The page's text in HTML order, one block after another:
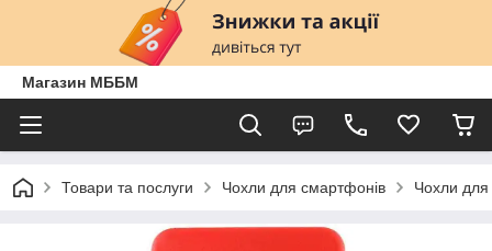
Магазин МББМ
Товари та послуги Чохли для смартфонів Чохли